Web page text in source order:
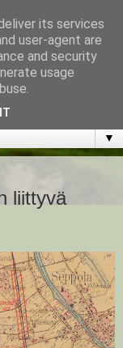
muuttaa
▼
liittyvä
its services
user-agent are
and security
usage